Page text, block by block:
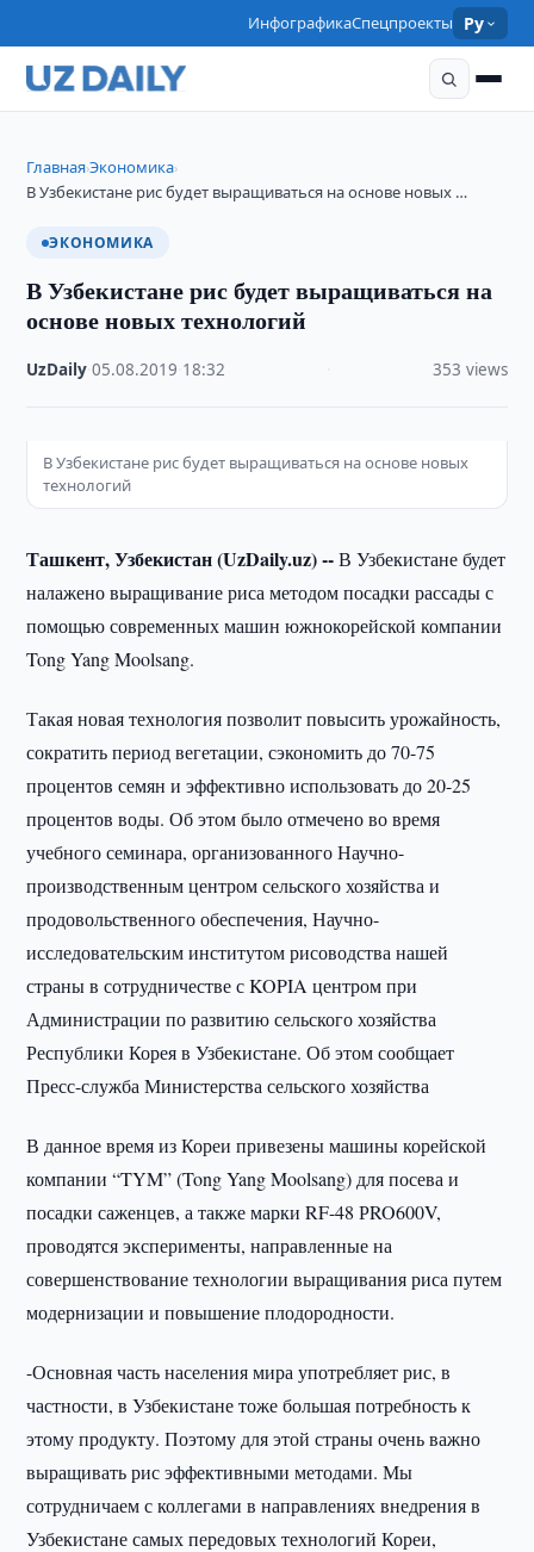
ИнфографикаСпецпроекты Ру
Главная›Экономика›
В Узбекистане рис будет выращиваться на основе новых …
ЭКОНОМИКА
В Узбекистане рис будет выращиваться на
основе новых технологий
UzDaily ·05.08.2019 18:32 353 views
В Узбекистане рис будет выращиваться на основе новых
технологий
Ташкент, Узбекистан (UzDaily.uz) --В Узбекистане будет
налажено выращивание риса методом посадки рассады с
помощью современных машин южнокорейской компании
Tong Yang Moolsang.
Такая новая технология позволит повысить урожайность,
сократить период вегетации, сэкономить до 70-75
процентов семян и эффективно использовать до 20-25
процентов воды. Об этом было отмечено во время
учебного семинара, организованного Научно-
производственным центром сельского хозяйства и
продовольственного обеспечения, Научно-
исследовательским институтом рисоводства нашей
страны в сотрудничестве с KOPIA центром при
Администрации по развитию сельского хозяйства
Республики Корея в Узбекистане. Об этом сообщает
Пресс-служба Министерства сельского хозяйства
В данное время из Кореи привезены машины корейской
компании “TYM” (Tong Yang Moolsang) для посева и
посадки саженцев, а также марки RF-48 РRO600V,
проводятся эксперименты, направленные на
совершенствование технологии выращивания риса путем
модернизации и повышение плодородности.
-Основная часть населения мира употребляет рис, в
частности, в Узбекистане тоже большая потребность к
этому продукту. Поэтому для этой страны очень важно
выращивать рис эффективными методами. Мы
сотрудничаем с коллегами в направлениях внедрения в
Узбекистане самых передовых технологий Кореи,